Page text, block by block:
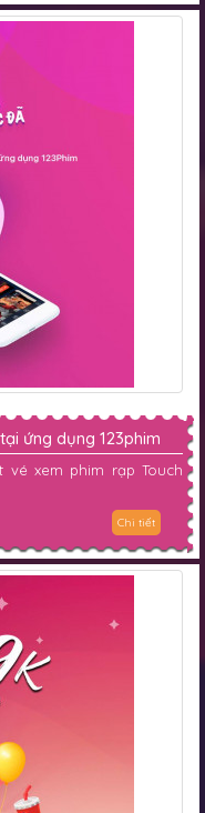
ứng dụng 123phim
vé xem phim rạp Touch
Chi tiết